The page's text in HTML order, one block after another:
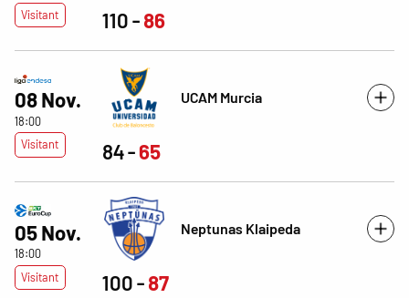
Visitant
110 86
08 Nov.
18:00
Visitant
UCAM Murcia
84 65
05 Nov.
18:00
Visitant
Neptunas Klaipeda
100 87